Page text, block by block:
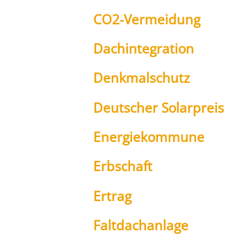
CO2-Ver­mei­dung
Dach­in­te­gra­ti­on
Denk­mal­schutz
Deut­scher Solar­preis
Ener­gie­kom­mu­ne
Erb­schaft
Ertrag
Falt­dach­an­la­ge